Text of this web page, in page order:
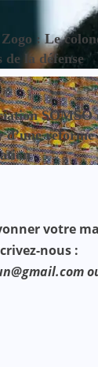
: Le
de la défense
réforme
votre
nous :